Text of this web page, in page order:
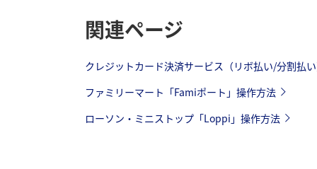
関連ページ
クレジットカード決済サービス（リボ払い/分割払
ファミリーマート「Famiポート」操作方法
ローソン・ミニストップ「Loppi」操作方法